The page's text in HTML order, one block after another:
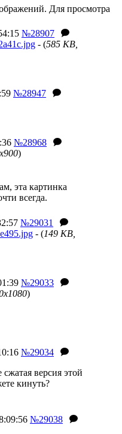
Для просмотра
№28907
- (585 KB,
№28947
№28968
)
эта картинка
всегда.
№29031
- (149 KB,
№29033
)
№29034
сжатая версия этой
кинуть?
№29038